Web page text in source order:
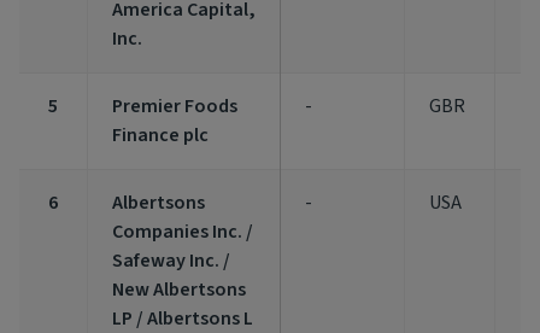
America Capital,
Inc.
5
Premier Foods
Finance plc
- GBR
6
Albertsons
Companies Inc. /
Safeway Inc. /
New Albertsons
LP / Albertsons L
- USA